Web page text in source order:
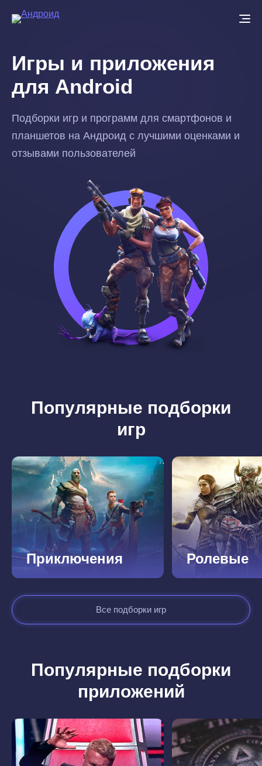
Перейти
содержанию
Игры и приложения
для Android
Подборки игр и программ для смартфонов и
планшетов на Андроид с лучшими оценками и
отзывами пользователей
Популярные подборки
игр
Приключения Ролевые
Все подборки игр
Популярные подборки
приложений